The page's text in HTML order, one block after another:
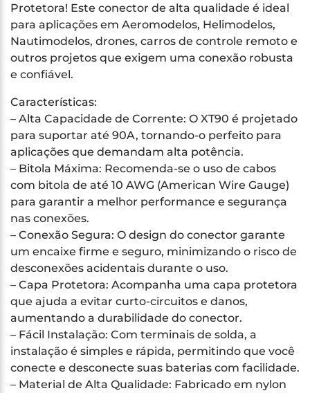
Protetora! Este conector de alta qualidade é ideal
para aplicações em Aeromodelos, Helimodelos,
Nautimodelos, drones, carros de controle remoto e
outros projetos que exigem uma conexão robusta
e confiável.
Características:
– Alta Capacidade de Corrente: O XT90 é projetado
para suportar até 90A, tornando-o perfeito para
aplicações que demandam alta potência.
– Bitola Máxima: Recomenda-se o uso de cabos
com bitola de até 10 AWG (American Wire Gauge)
para garantir a melhor performance e segurança
nas conexões.
– Conexão Segura: O design do conector garante
um encaixe firme e seguro, minimizando o risco de
desconexões acidentais durante o uso.
– Capa Protetora: Acompanha uma capa protetora
que ajuda a evitar curto-circuitos e danos,
aumentando a durabilidade do conector.
– Fácil Instalação: Com terminais de solda, a
instalação é simples e rápida, permitindo que você
conecte e desconecte suas baterias com facilidade.
– Material de Alta Qualidade: Fabricado em nylon